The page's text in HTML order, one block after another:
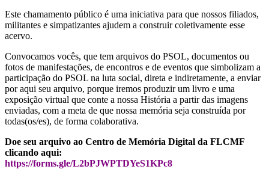
Este chamamento público é uma iniciativa para que nossos filiados,
militantes e simpatizantes ajudem a construir coletivamente esse
acervo.
Convocamos vocês, que tem arquivos do PSOL, documentos ou
fotos de manifestações, de encontros e de eventos que simbolizam a
participação do PSOL na luta social, direta e indiretamente, a enviar
por aqui seu arquivo, porque iremos produzir um livro e uma
exposição virtual que conte a nossa História a partir das imagens
enviadas, com a meta de que nossa memória seja construída por
todas(os/es), de forma colaborativa.
Doe seu arquivo ao Centro de Memória Digital da FLCMF
clicando aqui:
https://forms.gle/L2bPJWPTDYeS1KPc8